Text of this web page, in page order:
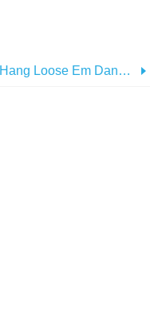
Hang Loose Em Dana Point Para O Dia De Surf Na Califórnia